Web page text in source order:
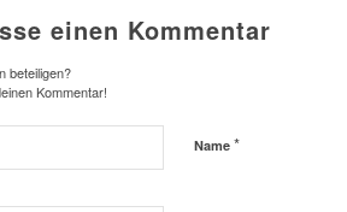
einen Kommentar
beteiligen?
Kommentar!
Name *